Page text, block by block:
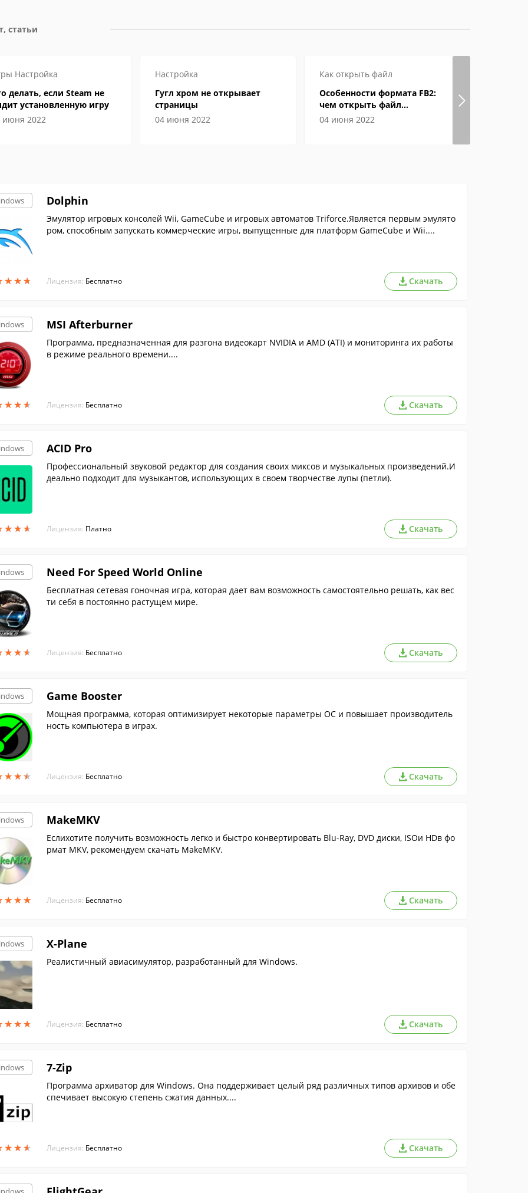
статьи
Настройка
делать, если Steam не
установленную игру
июня 2022
Настройка
Гугл хром не открывает
страницы
04 июня 2022
Как открыть файл
Особенности формата FB2:
чем открыть файл
электронной книги
04 июня 2022
★★★
★★★
Dolphin
Эмулятор игровых консолей Wii, GameCube и игровых автоматов Triforce.Является первым эмулято
ром, способным запускать коммерческие игры, выпущенные для платформ GameCube и Wii....
Лицензия: Бесплатно Скачать
★★★
★★★
MSI Afterburner
Программа, предназначенная для разгона видеокарт NVIDIA и AMD (ATI) и мониторинга их работы
в режиме реального времени....
Лицензия: Бесплатно Скачать
★★★
★★★
ACID Pro
Профессиональный звуковой редактор для создания своих миксов и музыкальных произведений.И
деально подходит для музыкантов, использующих в своем творчестве лупы (петли).
Лицензия: Платно Скачать
★★★
★★★
Need For Speed World Online
Бесплатная сетевая гоночная игра, которая дает вам возможность самостоятельно решать, как вес
ти себя в постоянно растущем мире.
Лицензия: Бесплатно Скачать
★★★
★★★
Game Booster
Мощная программа, которая оптимизирует некоторые параметры ОС и повышает производитель
ность компьютера в играх.
Лицензия: Бесплатно Скачать
★★★
★★★
MakeMKV
Еслихотите получить возможность легко и быстро конвертировать Blu-Ray, DVD диски, ISOи HDв фо
рмат MKV, рекомендуем скачать MakeMKV.
Лицензия: Бесплатно Скачать
★★★
★★★
X-Plane
Реалистичный авиасимулятор, разработанный для Windows.
Лицензия: Бесплатно Скачать
★★★
★★★
7-Zip
Программа архиватор для Windows. Она поддерживает целый ряд различных типов архивов и обе
спечивает высокую степень сжатия данных....
Лицензия: Бесплатно Скачать